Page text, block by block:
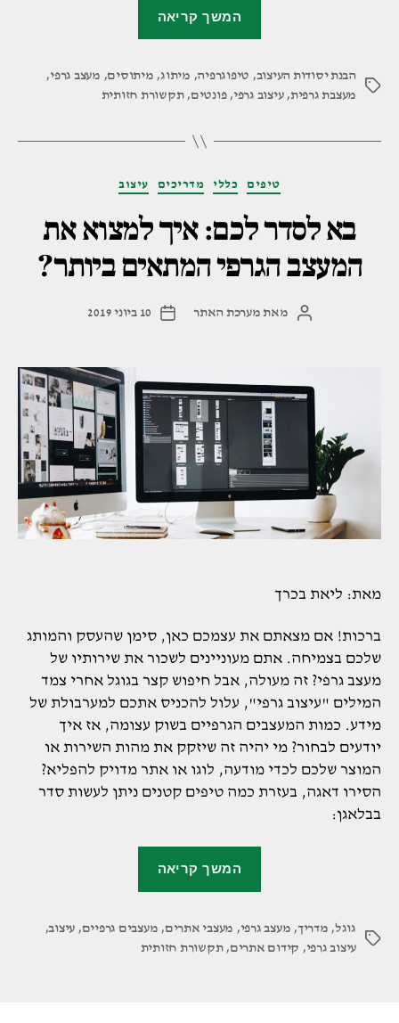
המשך קריאה
על
עיצוב
תגיות
הבנת יסודות העיצוב, טיפוגרפיה, מיתוג, מיתוסים, מעצב גרפי,
מעצבת גרפית,עיצוב גרפי,פונטים,תקשורת חזותית
קטגוריות טיפים כללי מדריכים עיצוב
בא לסדר לכם: איך למצוא את
המעצב הגרפי המתאים ביותר?
המחבר
מאת מערכת האתר
תאריך
10 ביוני 2019
מאת: ליאת בכרך
ברכות! אם מצאתם את עצמכם כאן, סימן שהעסק והמותג
שלכם בצמיחה. אתם מעוניינים לשכור את שירותיו של
מעצב גרפי? זה מעולה, אבל חיפוש קצר בגוגל אחרי צמד
המילים "עיצוב גרפי", עלול להכניס אתכם למערבולת של
מידע. כמות המעצבים הגרפיים בשוק עצומה, אז איך
יודעים לבחור? מי יהיה זה שיזקק את מהות השירות או
המוצר שלכם לכדי מודעה, לוגו או אתר מדויק להפליא?
הסירו דאגה, בעזרת כמה טיפים קטנים ניתן לעשות סדר
בבלאגן:
המשך קריאה
איך
תגיות
גוגל, מדריך, מעצב גרפי, מעצבי אתרים, מעצבים גרפיים, עיצוב,
עיצוב גרפי, קידום אתרים,תקשורת חזותית